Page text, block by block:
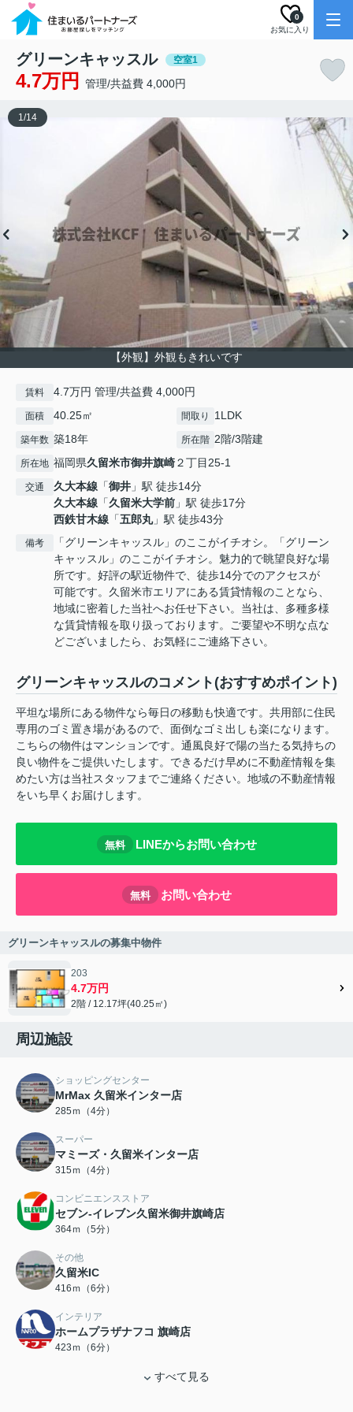
お気に入り
0
グリーンキャッスル 空室1
4.7万円 管理/共益費 4,000円
【外観】外観もきれいです
1/14
賃料 4.7万円 管理/共益費 4,000円
面積 40.25㎡ 間取り 1LDK
築年数 築18年 所在階 2階/3階建
所在地 福岡県久留米市御井旗崎２丁目25-1
交通 久大本線 「御井 」駅 徒歩14分
久大本線 「久留米大学前 」駅 徒歩17分
西鉄甘木線 「五郎丸」駅 徒歩43分
備考
「グリーンキャッスル」のここがイチオシ。「グリーン
キャッスル」のここがイチオシ。魅力的で眺望良好な場
所です。好評の駅近物件で、徒歩14分でのアクセスが
可能です。久留米市エリアにある賃貸情報のことなら、
地域に密着した当社へお任せ下さい。当社は、多種多様
な賃貸情報を取り扱っております。ご要望や不明な点な
どございましたら、お気軽にご連絡下さい。
グリーンキャッスルのコメント(おすすめポイント)
平坦な場所にある物件なら毎日の移動も快適です。共用部に住民
専用のゴミ置き場があるので、面倒なゴミ出しも楽になります。
こちらの物件はマンションです。通風良好で陽の当たる気持ちの
良い物件をご提供いたします。できるだけ早めに不動産情報を集
めたい方は当社スタッフまでご連絡ください。地域の不動産情報
をいち早くお届けします。
無料 LINEからお問い合わせ
無料 お問い合わせ
グリーンキャッスルの募集中物件
203
4.7万円
2階 / 12.17坪(40.25㎡)
周辺施設
ショッピングセンター
MrMax 久留米インター店
285ｍ（4分）
スーパー
マミーズ・久留米インター店
315ｍ（4分）
コンビニエンスストア
セブン-イレブン久留米御井旗崎店
364ｍ（5分）
その他
久留米IC
416ｍ（6分）
インテリア
ホームプラザナフコ 旗崎店
423ｍ（6分）
すべて見る